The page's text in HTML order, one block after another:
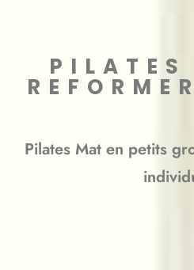
Pilates Mat en petits